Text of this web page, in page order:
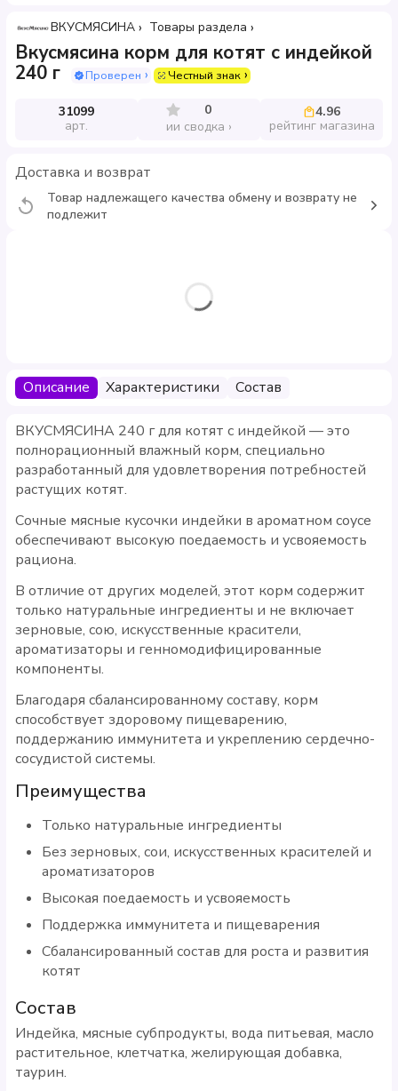
ВКУСМЯСИНА Товары раздела
Вкусмясина корм для котят с индейкой
240 г
Проверен Честный знак
31099
арт.
0
ии сводка
4.96
рейтинг магазина
Доставка и возврат
Товар надлежащего качества обмену и возврату не
подлежит
Описание Характеристики Состав
ВКУСМЯСИНА 240 г для котят с индейкой — это
полнорационный влажный корм, специально
разработанный для удовлетворения потребностей
растущих котят.
Сочные мясные кусочки индейки в ароматном соусе
обеспечивают высокую поедаемость и усвояемость
рациона.
В отличие от других моделей, этот корм содержит
только натуральные ингредиенты и не включает
зерновые, сою, искусственные красители,
ароматизаторы и генномодифицированные
компоненты.
Благодаря сбалансированному составу, корм
способствует здоровому пищеварению,
поддержанию иммунитета и укреплению сердечно-
сосудистой системы.
Преимущества
Только натуральные ингредиенты
Без зерновых, сои, искусственных красителей и
ароматизаторов
Высокая поедаемость и усвояемость
Поддержка иммунитета и пищеварения
Сбалансированный состав для роста и развития
котят
Состав
Индейка, мясные субпродукты, вода питьевая, масло
растительное, клетчатка, желирующая добавка,
таурин.